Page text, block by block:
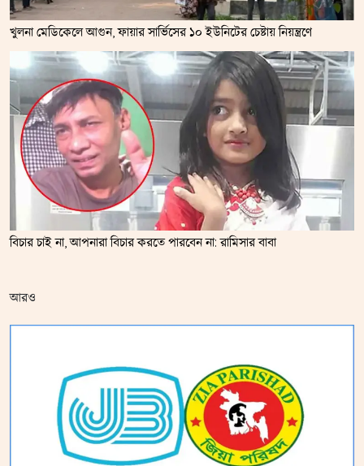
খুলনা মেডিকেলে আগুন, ফায়ার সার্ভিসের ১০ ইউনিটের চেষ্টায় নিয়ন্ত্রণে
বিচার চাই না, আপনারা বিচার করতে পারবেন না: রামিসার বাবা
আরও